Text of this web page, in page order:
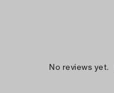
No reviews yet.